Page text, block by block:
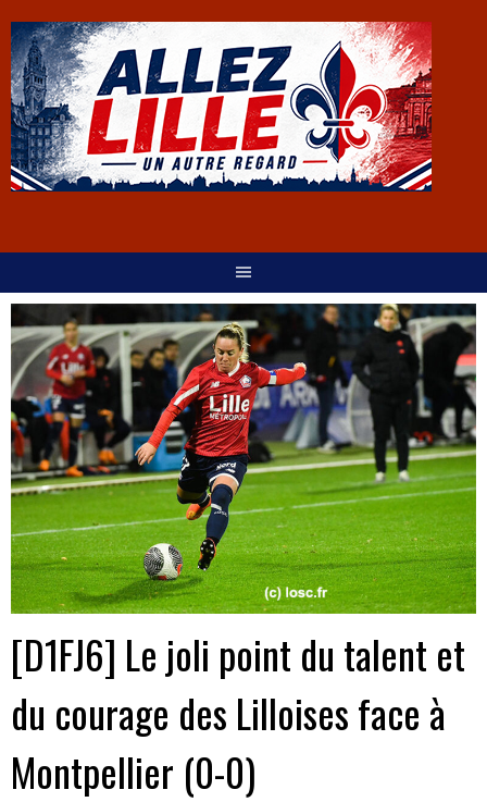
[D1FJ6] Le joli point du talent et
du courage des Lilloises face à
Montpellier (0-0)